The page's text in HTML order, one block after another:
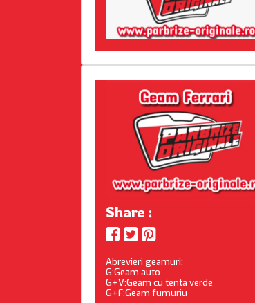
Share :
Abrevieri geamuri:
G:Geam auto
G+V:Geam cu tenta verde
G+F:Geam fumuriu